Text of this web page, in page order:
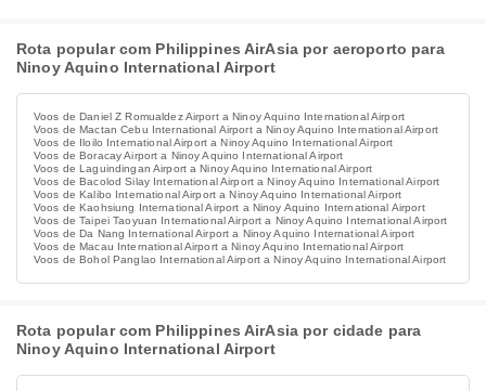
Rota popular com Philippines AirAsia por aeroporto para
Ninoy Aquino International Airport
Voos de Daniel Z Romualdez Airport a Ninoy Aquino International Airport
Voos de Mactan Cebu International Airport a Ninoy Aquino International Airport
Voos de Iloilo International Airport a Ninoy Aquino International Airport
Voos de Boracay Airport a Ninoy Aquino International Airport
Voos de Laguindingan Airport a Ninoy Aquino International Airport
Voos de Bacolod Silay International Airport a Ninoy Aquino International Airport
Voos de Kalibo International Airport a Ninoy Aquino International Airport
Voos de Kaohsiung International Airport a Ninoy Aquino International Airport
Voos de Taipei Taoyuan International Airport a Ninoy Aquino International Airport
Voos de Da Nang International Airport a Ninoy Aquino International Airport
Voos de Macau International Airport a Ninoy Aquino International Airport
Voos de Bohol Panglao International Airport a Ninoy Aquino International Airport
Rota popular com Philippines AirAsia por cidade para
Ninoy Aquino International Airport